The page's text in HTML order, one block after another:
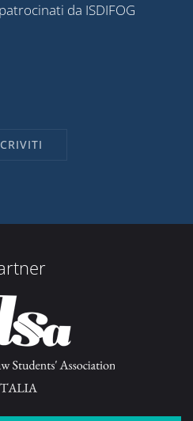
da ISDIFOG